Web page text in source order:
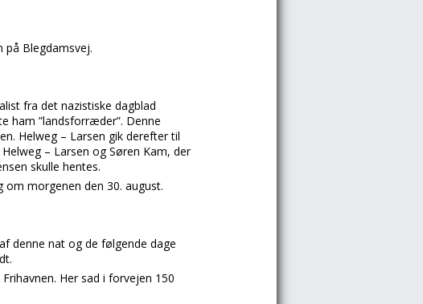
på Blegdamsvej.
fra det nazistiske dagblad
ham ”landsforræder”. Denne
Helweg – Larsen gik derefter til
– Larsen og Søren Kam, der
skulle hentes.
morgenen den 30. august.
denne nat og de følgende dage
Her sad i forvejen 150